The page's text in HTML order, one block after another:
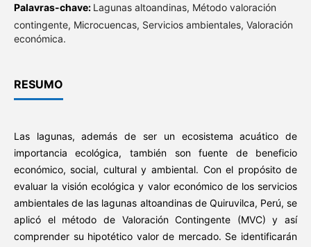
Palavras-chave: Lagunas altoandinas, Método valoración
contingente, Microcuencas, Servicios ambientales, Valoración
económica.
RESUMO
Las lagunas, además de ser un ecosistema acuático de
importancia ecológica, también son fuente de beneficio
económico, social, cultural y ambiental. Con el propósito de
evaluar la visión ecológica y valor económico de los servicios
ambientales de las lagunas altoandinas de Quiruvilca, Perú, se
aplicó el método de Valoración Contingente (MVC) y así
comprender su hipotético valor de mercado. Se identificarán